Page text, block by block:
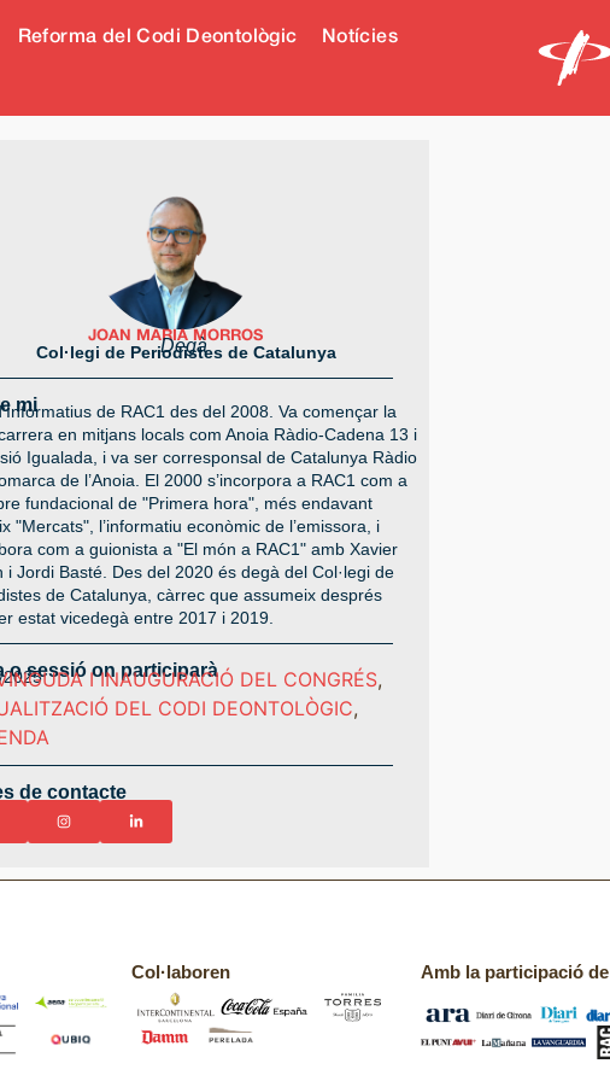
Reforma del Codi Deontològic Notícies
JOAN MARIA MORROS
Degà
Col·legi de Periodistes de Catalunya
mi
de RAC1 des del 2008. Va començar la
en mitjans locals com Anoia Ràdio-Cadena 13 i
Igualada, i va ser corresponsal de Catalunya Ràdio
de l’Anoia. El 2000 s’incorpora a RAC1 com a
fundacional de "Primera hora", més endavant
"Mercats", l’informatiu econòmic de l’emissora, i
com a guionista a "El món a RAC1" amb Xavier
i Jordi Basté. Des del 2020 és degà del Col·legi de
de Catalunya, càrrec que assumeix després
estat vicedegà entre 2017 i 2019.
o sessió on participarà
2025 I INAUGURACIÓ DEL CONGRÉS,
DEL CODI DEONTOLÒGIC,
de contacte
Col·laboren Amb la participació de